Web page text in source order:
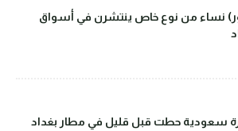
نساء من نوع خاص ينتشرن في أسواق
سعودية حطت قبل قليل في مطار بغداد